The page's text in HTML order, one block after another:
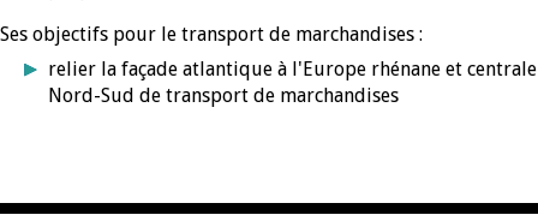
Ses objectifs pour le transport de marchandises :
relier la façade atlantique à l'Europe rhénane et
Nord-Sud de transport de marchandises